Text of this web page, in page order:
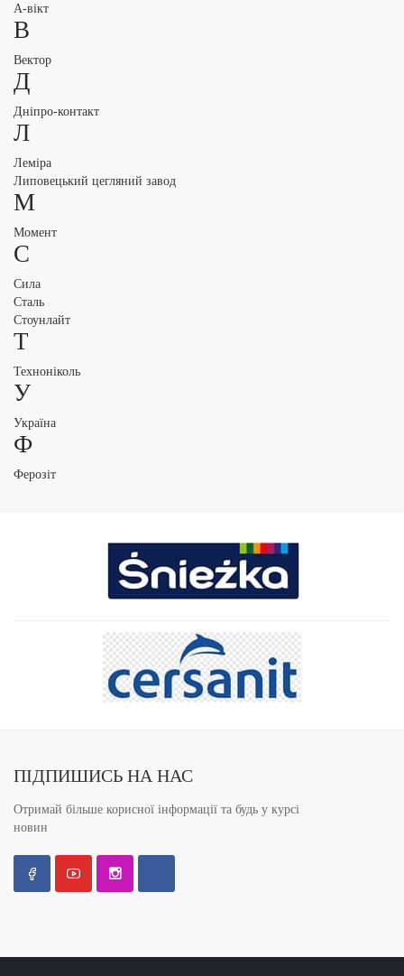
А-вікт
В
Вектор
Д
Дніпро-контакт
Л
Леміра
Липовецький цегляний завод
М
Момент
С
Сила
Сталь
Стоунлайт
Т
Техноніколь
У
Україна
Ф
Ферозіт
ПІДПИШИСЬ НА НАС
Отримай більше корисної інформації та будь у курсі
новин